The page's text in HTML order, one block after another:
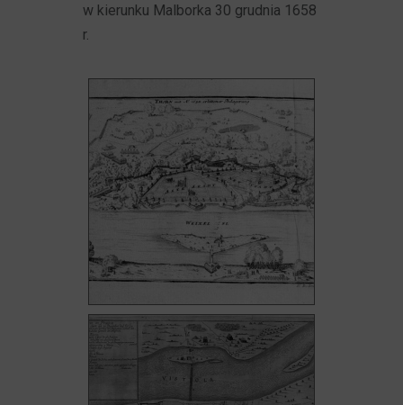
w kierunku Malborka 30 grudnia 1658
r.